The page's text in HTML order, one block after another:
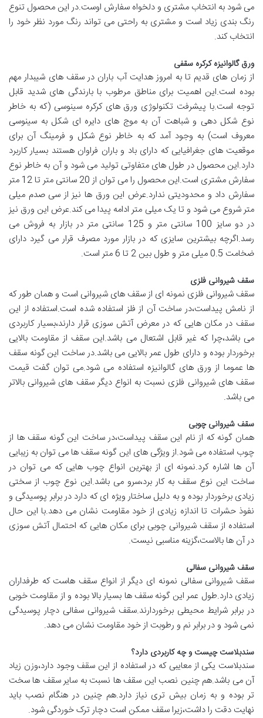
می شود به انتخاب مشتری و دلخواه سفارش اوست.در این محصول تنوع
رنگ بندی زیاد است و مشتری به راحتی می تواند رنگ مورد نظر خود را
انتخاب کند.
ورق گالوانیزه کرکره سقفی
از زمان های قدیم تا به امروز هدایت آب باران در سقف های شیبدار مهم
بوده است.این اهمیت برای مناطق مرطوب با بارندگی های شدید قابل
توجه است.با پیشرفت تکنولوژی ورق های کرکره سینوسی (که به خاطر
نوع شکل دهی و شباهت آن به موج های دایره ای شکل به سینوسی
معروف است) به وجود آمد که به خاطر نوع شکل و فرمینگ آن برای
موقعیت های جغرافیایی که دارای باد و باران فراوان هستند بسیار کاربرد
دارد.این محصول در طول های متفاوتی تولید می شود و آن به خاطر نوع
سفارش مشتری است.این محصول را می توان از 20 سانتی متر تا 12 متر
سفارش داد و محدودیتی ندارد.عرض این ورق ها نیز از سی صدم میلی
متر شروع می شود و تا یک میلی متر ادامه پیدا می کند.عرض این ورق نیز
در دو سایز 100 سانتی متر و 125 سانتی متر در بازار به فروش می
رسد.اگرچه بیشترین سایزی که در بازار مورد مصرف قرار می گیرد دارای
ضخامت 0.5 میلی متر و طول بین 2 تا 6 متر است.
سقف شیروانی فلزی
سقف شیروانی فلزی نمونه ای از سقف های شیروانی است و همان طور که
از نامش پیداست،در ساخت آن از فلز استفاده شده است.استفاده از این
سقف در مکان هایی که در معرض آتش سوزی قرار دارند،بسیار کاربردی
می باشد،چرا که غیر قابل اشتعال می باشد.این سقف از مقاومت بالایی
برخوردار بوده و دارای طول عمر بالایی می باشد.در ساخت این گونه سقف
ها عموما از ورق های گالوانیزه استفاده می شود.می توان گفت قیمت
سقف های شیروانی فلزی نسبت به انواع دیگر سقف های شیروانی بالاتر
می باشد.
سقف شیروانی چوبی
همان گونه که از نام این سقف پیداست،در ساخت این گونه سقف ها از
چوب استفاده می شود.از ویژگی های این گونه سقف ها می توان به زیبایی
آن ها اشاره کرد.نمونه ای از بهترین انواع چوب هایی که می توان در
ساخت این نوع سقف به کار برد،سرو می باشد.این نوع چوب از سختی
زیادی برخوردار بوده و به دلیل ساختار ویژه ای که دارد در برابر پوسیدگی و
نفوذ حشرات تا اندازه زیادی از خود مقاومت نشان می دهد.با این حال
استفاده از سقف شیروانی چوبی برای مکان هایی که احتمال آتش سوزی
در آن ها بالاست،گزینه مناسبی نیست.
سقف شیروانی سفالی
سقف شیروانی سفالی نمونه ای دیگر از انواع سقف هاست که طرفداران
زیادی دارد.طول عمر این گونه سقف ها بسیار بالا بوده و از مقاومت خوبی
در برابر شرایط محیطی برخوردارند.سقف شیروانی سفالی دچار پوسیدگی
نمی شود و در برابر نم و رطوبت از خود مقاومت نشان می دهد.
سندبلاست چیست و چه کاربردی دارد؟
سندبلاست یکی از معایبی که در استفاده از این سقف وجود دارد،وزن زیاد
آن می باشد.هم چنین نصب این سقف ها نسبت به سایر سقف ها سخت
تر بوده و به زمان بیش تری نیاز دارد.هم چنین در هنگام نصب باید
نهایت دقت را داشت،زیرا سقف ممکن است دچار ترک خوردگی شود.